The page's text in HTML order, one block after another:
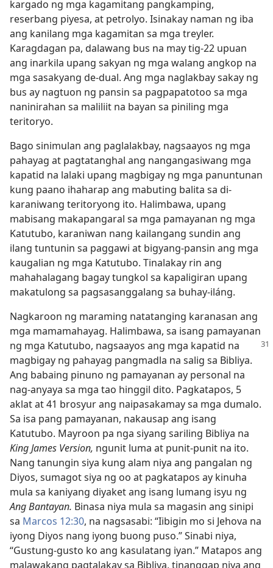
kargado ng mga kagamitang pangkamping,
reserbang piyesa, at petrolyo. Isinakay naman ng iba
ang kanilang mga kagamitan sa mga treyler.
Karagdagan pa, dalawang bus na may tig-22 upuan
ang inarkila upang sakyan ng mga walang angkop na
mga sasakyang de-dual. Ang mga naglakbay sakay ng
bus ay nagtuon ng pansin sa pagpapatotoo sa mga
naninirahan sa maliliit na bayan sa piniling mga
teritoryo.
Bago sinimulan ang paglalakbay, nagsaayos ng mga
pahayag at pagtatanghal ang nangangasiwang mga
kapatid na lalaki upang magbigay ng mga panuntunan
kung paano ihaharap ang mabuting balita sa di-
karaniwang teritoryong ito. Halimbawa, upang
mabisang makapangaral sa mga pamayanan ng mga
Katutubo, karaniwan nang kailangang sundin ang
ilang tuntunin sa paggawi at bigyang-pansin ang mga
kaugalian ng mga Katutubo. Tinalakay rin ang
mahahalagang bagay tungkol sa kapaligiran upang
makatulong sa pagsasanggalang sa buhay-iláng.
Nagkaroon ng maraming natatanging karanasan ang
mga mamamahayag. Halimbawa, sa isang pamayanan
ng mga Katutubo, nagsaayos ang mga kapatid na
magbigay ng pahayag pangmadla na salig sa Bibliya.
Ang babaing pinuno ng pamayanan ay personal na
nag-anyaya sa mga tao hinggil dito. Pagkatapos, 5
aklat at 41 brosyur ang naipasakamay sa mga dumalo.
Sa isa pang pamayanan, nakausap ang isang
Katutubo. Mayroon pa nga siyang sariling Bibliya na
King James Version, ngunit luma at punit-punit na ito.
Nang tanungin siya kung alam niya ang pangalan ng
Diyos, sumagot siya ng oo at pagkatapos ay kinuha
mula sa kaniyang diyaket ang isang lumang isyu ng
Ang Bantayan. Binasa niya mula sa magasin ang sinipi
sa Marcos 12:30, na nagsasabi: “Iibigin mo si Jehova na
iyong Diyos nang iyong buong puso.” Sinabi niya,
“Gustung-gusto ko ang kasulatang iyan.” Matapos ang
malawakang pagtalakay sa Bibliya, tinanggap niya ang